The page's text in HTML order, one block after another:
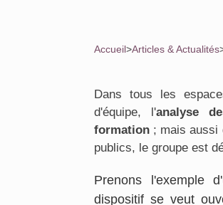
Accueil>Articles & Actualités
Dans tous les
d'équipe, l'analyse
formation ; mais aussi
publics, le groupe est
Prenons l'exemple
dispositif se veut